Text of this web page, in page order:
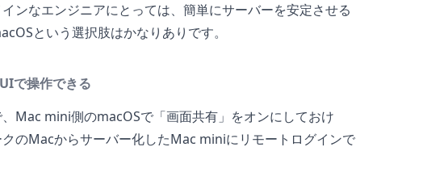
ンなエンジニアにとっては、簡単にサーバーを安定させる
という選択肢はかなりありです。
で操作できる
Mac mini側のmacOSで「画面共有」をオンにしておけ
のMacからサーバー化したMac miniにリモートログインで